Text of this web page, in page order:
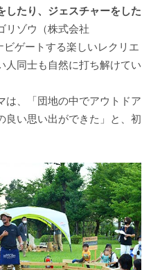
したり、ジェスチャーをした
リゾウ（株式会社
ゲートする楽しいレクリエ
人同士も自然に打ち解けてい
は、「団地の中でアウトドア
い思い出ができた」と、初